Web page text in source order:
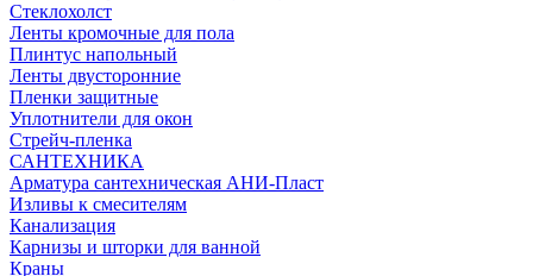
Стеклохолст
Ленты кромочные для пола
Плинтус напольный
Ленты двусторонние
Пленки защитные
Уплотнители для окон
Стрейч-пленка
САНТЕХНИКА
Арматура сантехническая АНИ-Пласт
Изливы к смесителям
Канализация
Карнизы и шторки для ванной
Краны